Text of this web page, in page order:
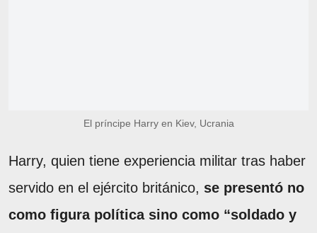
El príncipe Harry en Kiev, Ucrania
Harry, quien tiene experiencia militar tras haber
servido en el ejército británico, se presentó no
como figura política sino como “soldado y